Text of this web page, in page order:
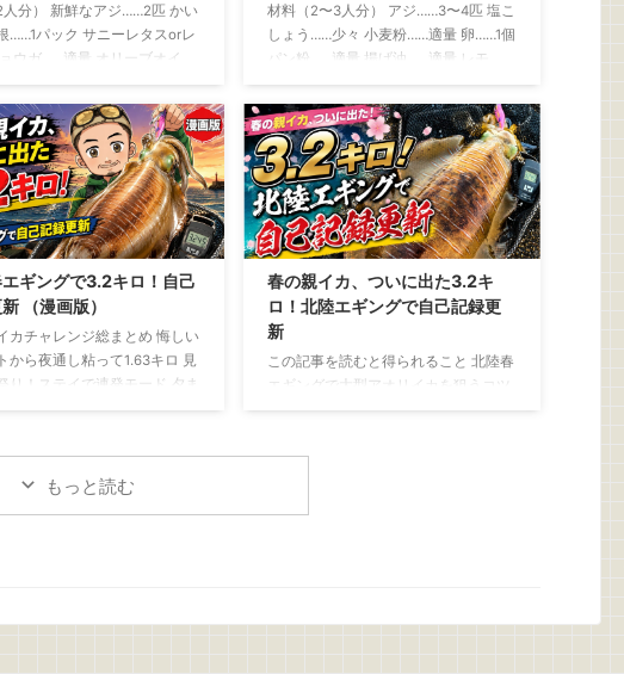
人分） 新鮮なアジ……2匹 かい
……1パック サニーレタスorレ
ウガ……適量 オリーブオイ
小さじ1 塩……少々 粗びき黒
……少々 おろしにんにく……少
アジを使う場合は、鮮度を保
持ち帰り生食できる状態のも
ます アジの下ごしらえと盛り
は三枚におろし、腹骨と血合
り除きます 皮を引いたら、食
薄さのそぎ切りにします サニ
を切るもしくは手でちぎり、
したあと、しっかり水 ...
材料（2〜3人分） アジ……3〜4匹 塩こ
しょう……少々 小麦粉……適量 卵……1個
パン粉……適量 揚げ油……適量 レモ
ソース……お好みで アジは三枚おろし
にして、腹骨と小骨を取り除きます 開
いた状態で揚げたい場合は、背開きや
腹開きでも大丈夫 アジフライの作り方
捌いたアジの両面に軽く塩を振り5分
ほど置きます 表面に出てきた水分をキ
ッチンペーパーで丁寧に拭き取ったら
塩コショウを振ります 次に、 小麦粉
→ 溶き卵 → パン粉 の順番で衣を付け
ます パン粉は強く押し付け ...
ギングで3.2キロ！自己
（漫画版）
カチャレンジ総まとめ 悔しい
から夜通し粘って1.63キロ 見
り！ステイで連発モード 夕ま
春の親イカ、ついに出た3.2キ
ロ！北陸エギングで自己記録更
新
この記事を読むと得られること 北陸春
エギングで大型アオリイカを狙うコツ
判断力が身につく 春の親イカチャレン
うやく春の親イカらしいアオリイカに
もっと読む